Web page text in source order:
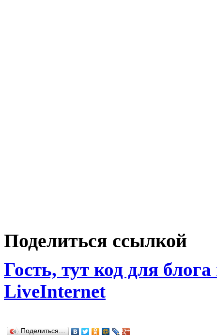
Поделиться ссылкой
Гость, тут код для
LiveInternet
Поделиться…